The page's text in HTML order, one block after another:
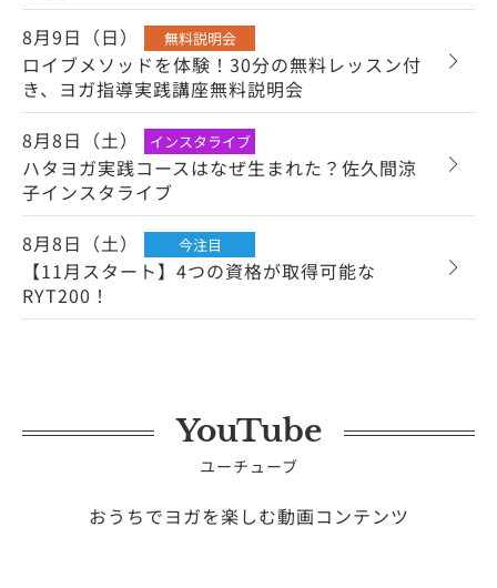
8月9日（日）
無料説明会
ロイブメソッドを体験！30分の無料レッスン付
き、ヨガ指導実践講座無料説明会
8月8日（土）
インスタライブ
ハタヨガ実践コースはなぜ生まれた？佐久間涼
子インスタライブ
8月8日（土）
今注目
【11月スタート】4つの資格が取得可能な
RYT200！
YouTube
ユーチューブ
おうちでヨガを楽しむ動画コンテンツ